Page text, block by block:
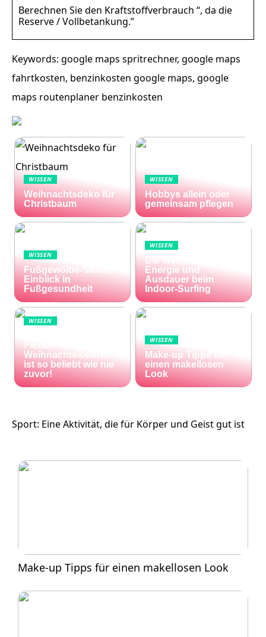
Berechnen Sie den Kraftstoffverbrauch “, da die
Reserve / Vollbetankung.”
Keywords: google maps spritrechner, google maps
fahrtkosten, benzinkosten google maps, google
maps routenplaner benzinkosten
WISSEN
Weihnachtsdeko für
Christbaum
WISSEN
Hobbys allein oder
gemeinsam pflegen
WISSEN
Fußgewölbe-Stütze:
Einblick in
Fußgesundheit
WISSEN
Die Welle zu Hause:
Energie und
Ausdauer beim
Indoor-Surfing
WISSEN
Fieber – die El Gordo
Weihnachtslotterie
ist so beliebt wie nie
zuvor!
WISSEN
Make-up Tipps für
einen makellosen
Look
Sport: Eine Aktivität, die für Körper und Geist gut ist
Make-up Tipps für einen makellosen Look